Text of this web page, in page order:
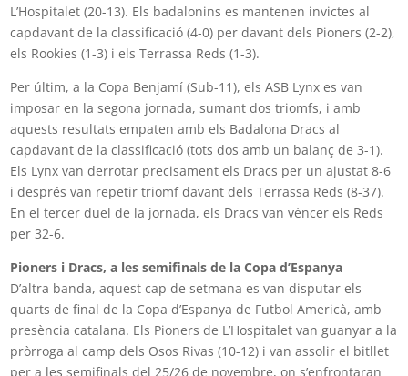
L’Hospitalet (20-13). Els badalonins es mantenen invictes al
capdavant de la classificació (4-0) per davant dels Pioners (2-2),
els Rookies (1-3) i els Terrassa Reds (1-3).
Per últim, a la Copa Benjamí (Sub-11), els ASB Lynx es van
imposar en la segona jornada, sumant dos triomfs, i amb
aquests resultats empaten amb els Badalona Dracs al
capdavant de la classificació (tots dos amb un balanç de 3-1).
Els Lynx van derrotar precisament els Dracs per un ajustat 8-6
i després van repetir triomf davant dels Terrassa Reds (8-37).
En el tercer duel de la jornada, els Dracs van vèncer els Reds
per 32-6.
Pioners i Dracs, a les semifinals de la Copa d’Espanya
D’altra banda, aquest cap de setmana es van disputar els
quarts de final de la Copa d’Espanya de Futbol Americà, amb
presència catalana. Els Pioners de L’Hospitalet van guanyar a la
pròrroga al camp dels Osos Rivas (10-12) i van assolir el bitllet
per a les semifinals del 25/26 de novembre, on s’enfrontaran